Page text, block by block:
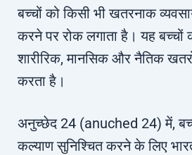
बच्चों को किसी भी खतरनाक
करने पर रोक लगाता है। यह बच्चों
शारीरिक, मानसिक और नैतिक
करता है।
अनुच्छेद 24 (anuched 24) में,
कल्याण सुनिश्चित करने के लिए